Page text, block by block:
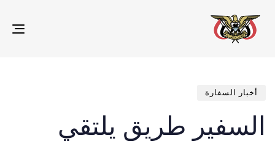
أخبار السفارة
السفير طريق يلتقي